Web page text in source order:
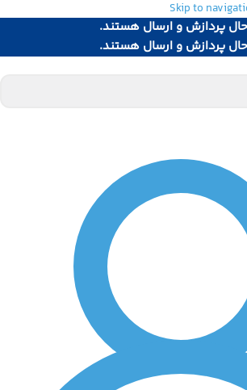
Skip to
پردازش و ارسال هستند.
پردازش و ارسال هستند.